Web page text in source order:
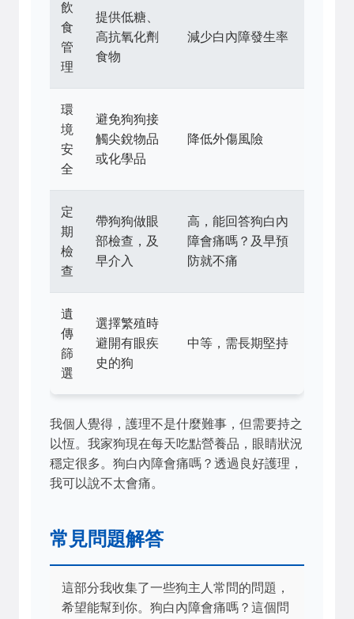
飲
食
管
理
提供低糖、
高抗氧化劑
食物
減少白內障發生率
環
境
安
全
避免狗狗接
觸尖銳物品
或化學品
降低外傷風險
定
期
檢
查
帶狗狗做眼
部檢查，及
早介入
高，能回答狗白內
障會痛嗎？及早預
防就不痛
遺
傳
篩
選
選擇繁殖時
避開有眼疾
史的狗
中等，需長期堅持
我個人覺得，護理不是什麼難事，但需要持之
以恆。我家狗現在每天吃點營養品，眼睛狀況
穩定很多。狗白內障會痛嗎？透過良好護理，
我可以說不太會痛。
常見問題解答
這部分我收集了一些狗主人常問的問題，
希望能幫到你。狗白內障會痛嗎？這個問